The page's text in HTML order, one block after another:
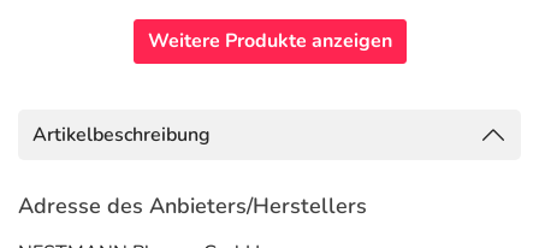
Weitere Produkte anzeigen
Artikelbeschreibung
Adresse des Anbieters/Herstellers